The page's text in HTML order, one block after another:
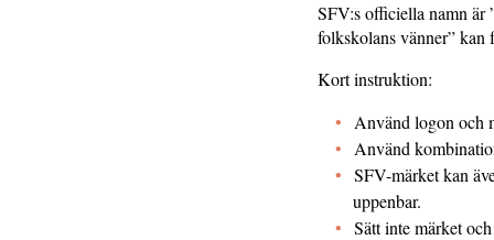
SFV:s officiella namn är
folkskolans vänner” kan
Kort instruktion:
Använd logon och
Använd
SFV-märket kan
uppenbar.
Sätt inte märket